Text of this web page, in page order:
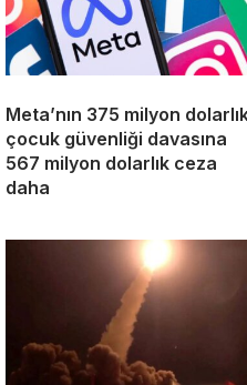
Meta’nın 375 milyon
çocuk güvenliği davasına
567 milyon dolarlık ceza
daha